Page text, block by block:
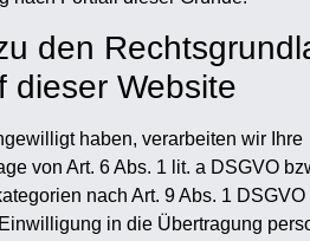
den
dieser Website
haben, verarbeiten wir Ihre
von Art. 6 Abs. 1 lit. a DSGVO
nach Art. 9 Abs. 1
in die Übertragung